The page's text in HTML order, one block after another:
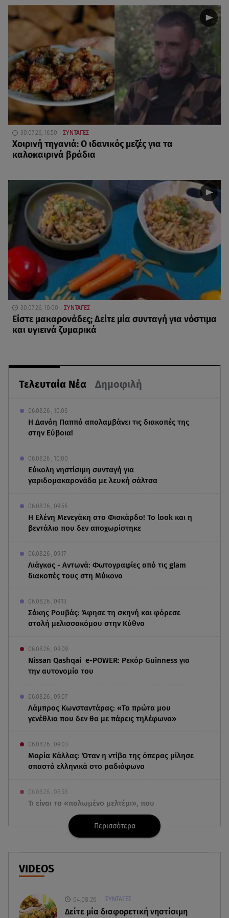
Τελευταία Νέα Δημοφιλή
06.08.26 , 10:06
Η Δανάη Παππά απολαμβάνει τις διακοπές της
στην Εύβοια!
06.08.26 , 10:00
Eύκολη νηστίσιμη συνταγή για
γαριδομακαρονάδα με λευκή σάλτσα
06.08.26 , 09:56
Η Ελένη Μενεγάκη στο Φισκάρδο! Το look και η
βεντάλια που δεν αποχωρίστηκε
06.08.26 , 09:17
Λιάγκας - Αντωνά: Φωτογραφίες από τις glam
διακοπές τους στη Μύκονο
06.08.26 , 09:13
Σάκης Ρουβάς: Άφησε τη σκηνή και φόρεσε
στολή μελισσοκόμου στην Κύθνο
06.08.26 , 09:09
Nissan Qashqai e-POWER: Ρεκόρ Guinness για
την αυτονομία του
06.08.26 , 09:07
Λάμπρος Κωνσταντάρας: «Τα πρώτα μου
γενέθλια που δεν θα με πάρεις τηλέφωνο»
06.08.26 , 09:03
Μαρία Κάλλας: Όταν η ντίβα της όπερας μίλησε
σπαστά ελληνικά στο ραδιόφωνο
06.08.26 , 08:58
Τι είναι το «πολωμένο μελτέμι», που
τροφοδότησε τις φωτιές σε Αττικοβοιωτία
Μυστράς: «Είχε παραπλανήσει ακόμη και την
Κατερίνα Καινούργιου: «Γίναμε 4 μηνών» – Η
ανάρτηση για τη μικρή Ξένια
Περισσότερα
VIDEOS
04.08.26 ΣΥΝΤΑΓΕΣ
Δείτε μία διαφορετική νηστίσιμη
30.07.26, 16:50 ΣΥΝΤΑΓΕΣ
Χοιρινή τηγανιά: Ο ιδανικός μεζές για τα
καλοκαιρινά βράδια
30.07.26, 10:00 ΣΥΝΤΑΓΕΣ
Είστε μακαρονάδες; Δείτε μία συνταγή για νόστιμα
και υγιεινά ζυμαρικά